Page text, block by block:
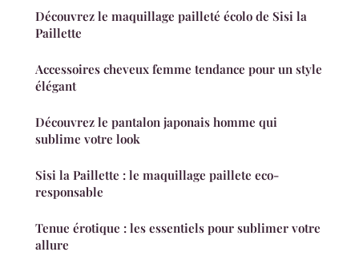
Découvrez le maquillage pailleté écolo de Sisi la
Paillette
Accessoires cheveux femme tendance pour un style
élégant
Découvrez le pantalon japonais homme qui
sublime votre look
Sisi la Paillette : le maquillage paillete eco-
responsable
Tenue érotique : les essentiels pour sublimer votre
allure